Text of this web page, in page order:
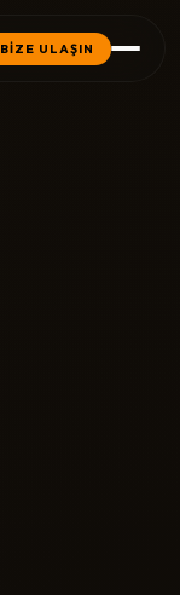
BİZE ULAŞIN